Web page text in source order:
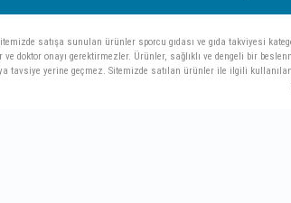
satışa sunulan ürünler sporcu gıdası ve gıda takviyesi
ve doktor onayı gerektirmezler. Ürünler, sağlıklı ve dengeli bir
tavsiye yerine geçmez. Sitemizde satılan ürünler ile ilgili